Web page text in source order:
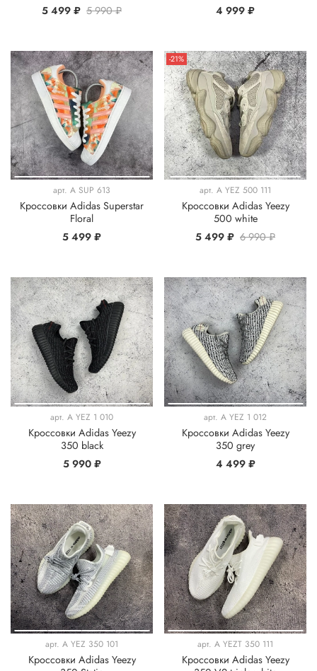
5 499 ₽ 5 990 ₽
4 999 ₽
арт. A SUP 613
Кроссовки Adidas Superstar
Floral
5 499 ₽
-21%
арт. A YEZ 500 111
Кроссовки Adidas Yeezy
500 white
5 499 ₽ 6 990 ₽
арт. A YEZ 1 010
Кроссовки Adidas Yeezy
350 black
5 990 ₽
арт. A YEZ 1 012
Кроссовки Adidas Yeezy
350 grey
4 499 ₽
арт. A YEZ 350 101
Кроссовки Adidas Yeezy
арт. A YEZT 350 111
Кроссовки Adidas Yeezy